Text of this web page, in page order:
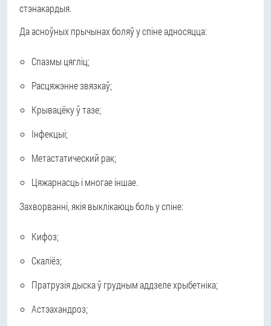
стэнакардыя.
Да асноўных прычынах боляў у спіне адносяцца:
Спазмы цягліц;
Расцяжэнне звязкаў;
Крывацёку ў тазе;
Інфекцыі;
Метастатический рак;
Цяжарнасць і многае іншае.
Захворванні, якія выклікаюць боль у спіне:
Кифоз;
Скаліёз;
Пратрузія дыска ў грудным аддзеле хрыбетніка;
Астэахандроз;